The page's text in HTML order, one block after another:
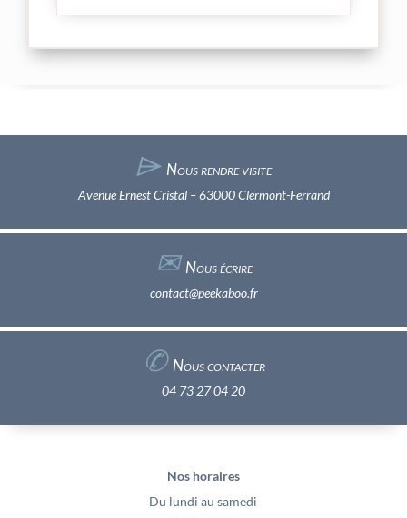
⌲ Nous rendre visite
Avenue Ernest Cristal – 63000 Clermont-Ferrand
✉︎Nous écrire
contact@peekaboo.fr
✆ Nous contacter
04 73 27 04 20
Nos horaires
Du lundi au samedi